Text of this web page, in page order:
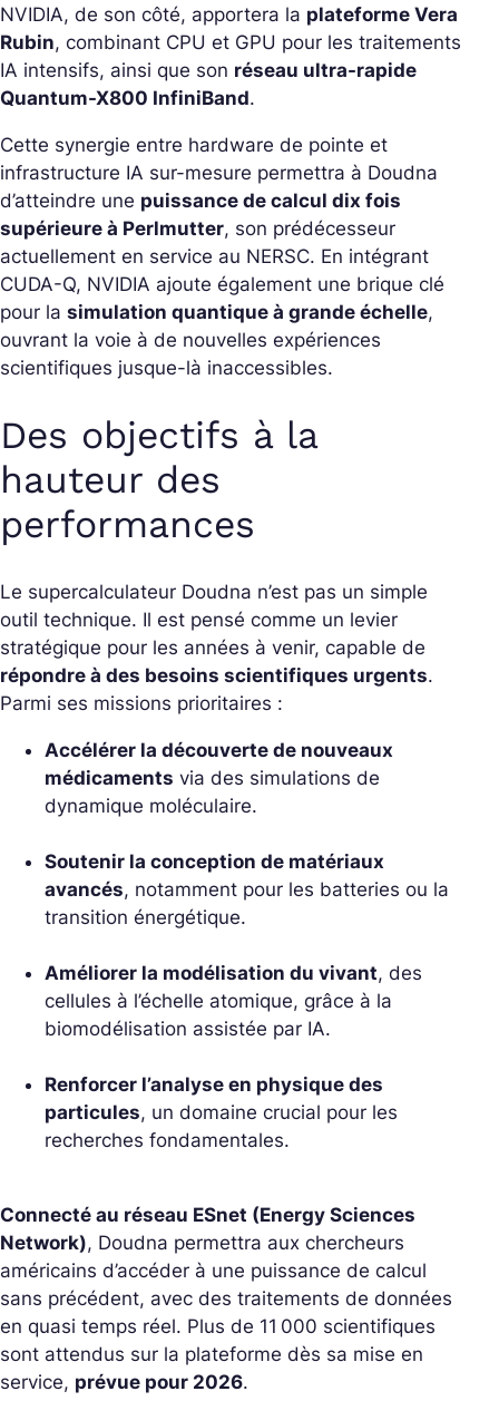
NVIDIA, de son côté, apportera la plateforme Vera
Rubin, combinant CPU et GPU pour les traitements
IA intensifs, ainsi que son réseau ultra-rapide
Quantum-X800 InfiniBand.
Cette synergie entre hardware de pointe et
infrastructure IA sur-mesure permettra à Doudna
d’atteindre une puissance de calcul dix fois
supérieure à Perlmutter, son prédécesseur
actuellement en service au NERSC. En intégrant
CUDA-Q, NVIDIA ajoute également une brique clé
pour la simulation quantique à grande échelle,
ouvrant la voie à de nouvelles expériences
scientifiques jusque-là inaccessibles.
Des objectifs à la
hauteur des
performances
Le supercalculateur Doudna n’est pas un simple
outil technique. Il est pensé comme un levier
stratégique pour les années à venir, capable de
répondre à des besoins scientifiques urgents.
Parmi ses missions prioritaires :
Accélérer la découverte de nouveaux
médicaments via des simulations de
dynamique moléculaire.
Soutenir la conception de matériaux
avancés, notamment pour les batteries ou la
transition énergétique.
Améliorer la modélisation du vivant, des
cellules à l’échelle atomique, grâce à la
biomodélisation assistée par IA.
Renforcer l’analyse en physique des
particules, un domaine crucial pour les
recherches fondamentales.
Connecté au réseau ESnet (Energy Sciences
Network), Doudna permettra aux chercheurs
américains d’accéder à une puissance de calcul
sans précédent, avec des traitements de données
en quasi temps réel. Plus de 11 000 scientifiques
sont attendus sur la plateforme dès sa mise en
service, prévue pour 2026.